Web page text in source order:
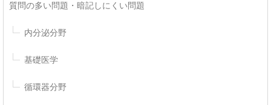
質問の多い問題・暗記しにくい問題
内分泌分野
基礎医学
循環器分野